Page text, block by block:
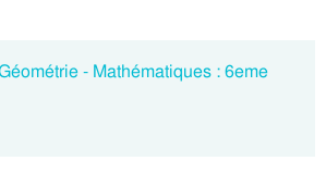
- Mathématiques : 6eme